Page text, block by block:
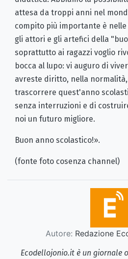
attesa da troppi anni nel
compito più importante è
gli attori e gli artefici della
soprattutto ai ragazzi voglio
bocca al lupo: vi auguro di
avreste diritto, nella
trascorrere quest'anno
senza interruzioni e di
noi un futuro migliore.
Buon anno scolastico!».
(fonte foto cosenza channel)
Autore: Redazione
Ecodellojonio.it è un giornale